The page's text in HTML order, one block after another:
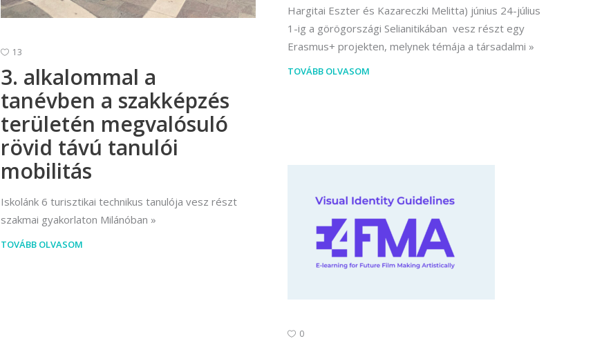
Hargitai Eszter és Kazareczki Melitta) június 24-július
1-ig a görögországi Selianitikában vesz részt egy
Erasmus+ projekten, melynek témája a társadalmi
TOVÁBB OLVASOM
13
3. alkalommal a
tanévben a szakképzés
területén megvalósuló
rövid távú tanulói
mobilitás
Iskolánk 6 turisztikai technikus tanulója vesz részt
szakmai gyakorlaton Milánóban
TOVÁBB OLVASOM
0